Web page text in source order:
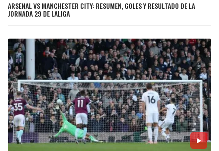
ARSENAL VS MANCHESTER CITY: RESUMEN, GOLES Y RESULTADO DE LA
JORNADA 29 DE LALIGA